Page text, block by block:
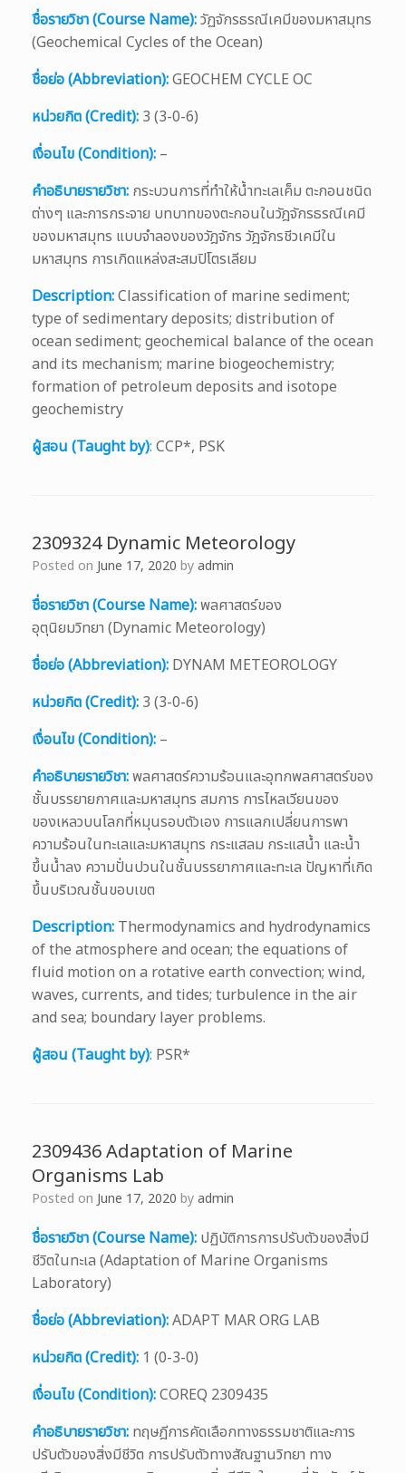
ชื่อรายวิชา (Course Name):วัฏจักรธรณีเคมีของมหาสมุทร
(Geochemical Cycles of the Ocean)
ชื่อย่อ (Abbreviation):GEOCHEM CYCLE OC
หน่วยกิต (Credit): 3 (3-0-6)
เงื่อนไข (Condition): –
คำอธิบายรายวิชา: กระบวนการที่ทำให้น้ำทะเลเค็ม ตะกอนชนิด
ต่างๆ และการกระจาย บทบาทของตะกอนในวัฎจักรธรณีเคมี
ของมหาสมุทร แบบจำลองของวัฎจักร วัฎจักรชีวเคมีใน
มหาสมุทร การเกิดแหล่งสะสมปิโตรเลียม
Description:Classification of marine sediment;
type of sedimentary deposits; distribution of
ocean sediment; geochemical balance of the ocean
and its mechanism; marine biogeochemistry;
formation of petroleum deposits and isotope
geochemistry
ผู้สอน (Taught by): CCP*, PSK
2309324 Dynamic Meteorology
Posted on June 17, 2020 byadmin
ชื่อรายวิชา (Course Name):พลศาสตร์ของ
อุตุนิยมวิทยา (Dynamic Meteorology)
ชื่อย่อ (Abbreviation): DYNAM METEOROLOGY
หน่วยกิต (Credit): 3 (3-0-6)
เงื่อนไข (Condition): –
คำอธิบายรายวิชา:พลศาสตร์ความร้อนและอุทกพลศาสตร์ของ
ชั้นบรรยายกาศและมหาสมุทร สมการ การไหลเวียนของ
ของเหลวบนโลกที่หมุนรอบตัวเอง การแลกเปลี่ยนการพา
ความร้อนในทะเลและมหาสมุทร กระแสลม กระแสน้ำ และน้ำ
ขึ้นน้ำลง ความปั่นปวนในชั้นบรรยากาศและทะเล ปัญหาที่เกิด
ขึ้นบริเวณชั้นขอบเขต
Description: Thermodynamics and hydrodynamics
of the atmosphere and ocean; the equations of
fluid motion on a rotative earth convection; wind,
waves, currents, and tides; turbulence in the air
and sea; boundary layer problems.
ผู้สอน (Taught by): PSR*
2309436 Adaptation of Marine
Organisms Lab
Posted on June 17, 2020 byadmin
ชื่อรายวิชา (Course Name): ปฏิบัติการการปรับตัวของสิ่งมี
ชีวิตในทะเล (Adaptation of Marine Organisms
Laboratory)
ชื่อย่อ (Abbreviation):ADAPT MAR ORG LAB
หน่วยกิต (Credit): 1 (0-3-0)
เงื่อนไข (Condition):COREQ 2309435
คำอธิบายรายวิชา: ทฤษฎีการคัดเลือกทางธรรมชาติและการ
ปรับตัวของสิ่งมีชีวิต การปรับตัวทางสัณฐานวิทยา ทาง